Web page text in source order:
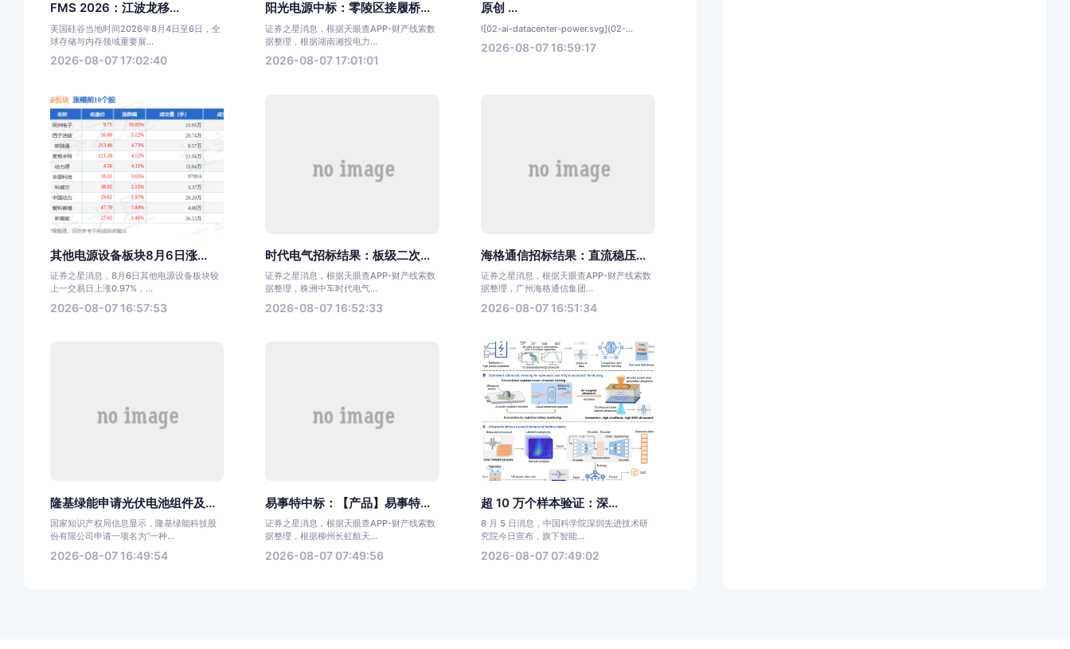
FMS 2026：江波龙移...
美国硅谷当地时间2026年8月4日至6日，全
球存储与内存领域重要展...
2026-08-07 17:02:40
阳光电源中标：零陵区接履桥...
证券之星消息，根据天眼查APP-财产线索数
据整理，根据湖南湘投电力...
2026-08-07 17:01:01
原创 ...
![02-ai-datacenter-power.svg](02-...
2026-08-07 16:59:17
其他电源设备板块8月6日涨...
证券之星消息，8月6日其他电源设备板块较
上一交易日上涨0.97%，...
2026-08-07 16:57:53
时代电气招标结果：板级二次...
证券之星消息，根据天眼查APP-财产线索数
据整理，株洲中车时代电气...
2026-08-07 16:52:33
海格通信招标结果：直流稳压...
证券之星消息，根据天眼查APP-财产线索数
据整理，广州海格通信集团...
2026-08-07 16:51:34
隆基绿能申请光伏电池组件及...
国家知识产权局信息显示，隆基绿能科技股
份有限公司申请一项名为“一种...
2026-08-07 16:49:54
易事特中标：【产品】易事特...
证券之星消息，根据天眼查APP-财产线索数
据整理，根据柳州长虹航天...
2026-08-07 07:49:56
超 10 万个样本验证：深...
8 月 5 日消息，中国科学院深圳先进技术研
究院今日宣布，旗下智能...
2026-08-07 07:49:02